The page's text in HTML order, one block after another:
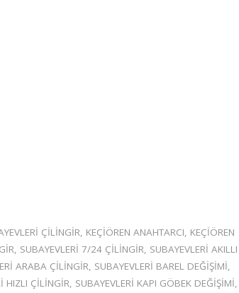
ÇILINGIR, KEÇIÖREN ANAHTARCI, KEÇIÖREN
, SUBAYEVLERI 7/24 ÇILINGIR, SUBAYEVLERI AKILLI
ARABA ÇILINGIR, SUBAYEVLERI BAREL DEĞIŞIMI,
HIZLI ÇILINGIR, SUBAYEVLERI KAPI GÖBEK DEĞIŞIMI,